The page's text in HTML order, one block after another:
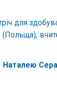
для
Наталею